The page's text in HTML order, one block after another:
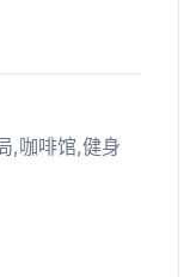
,咖啡馆,健身